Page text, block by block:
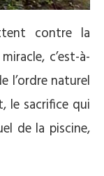
contre la
c’est-à-
l’ordre naturel
le sacrifice qui
de la piscine,